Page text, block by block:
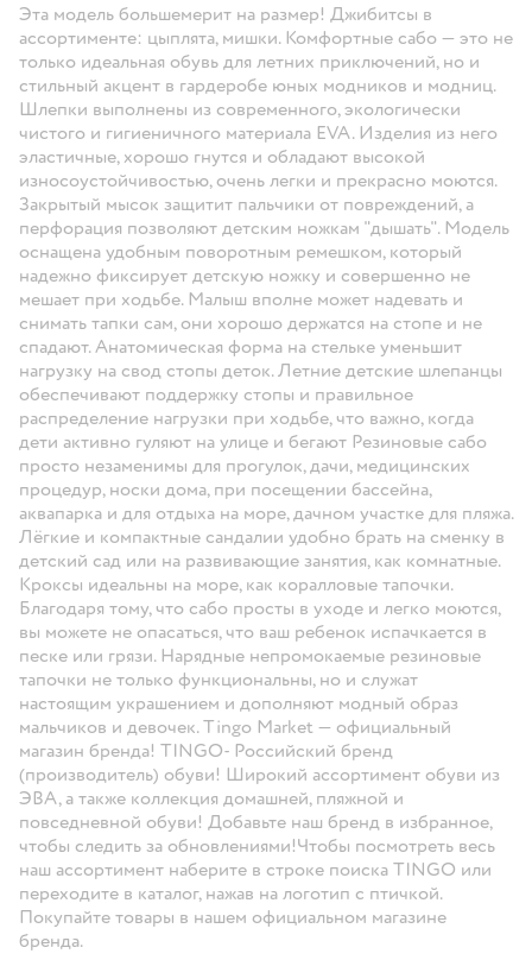
Эта модель большемерит на размер! Джибитсы в
ассортименте: цыплята, мишки. Комфортные сабо — это не
только идеальная обувь для летних приключений, но и
стильный акцент в гардеробе юных модников и модниц.
Шлепки выполнены из современного, экологически
чистого и гигиеничного материала EVA. Изделия из него
эластичные, хорошо гнутся и обладают высокой
износоустойчивостью, очень легки и прекрасно моются.
Закрытый мысок защитит пальчики от повреждений, а
перфорация позволяют детским ножкам "дышать". Модель
оснащена удобным поворотным ремешком, который
надежно фиксирует детскую ножку и совершенно не
мешает при ходьбе. Малыш вполне может надевать и
снимать тапки сам, они хорошо держатся на стопе и не
спадают. Анатомическая форма на стельке уменьшит
нагрузку на свод стопы деток. Летние детские шлепанцы
обеспечивают поддержку стопы и правильное
распределение нагрузки при ходьбе, что важно, когда
дети активно гуляют на улице и бегают Резиновые сабо
просто незаменимы для прогулок, дачи, медицинских
процедур, носки дома, при посещении бассейна,
аквапарка и для отдыха на море, дачном участке для пляжа.
Лёгкие и компактные сандалии удобно брать на сменку в
детский сад или на развивающие занятия, как комнатные.
Кроксы идеальны на море, как коралловые тапочки.
Благодаря тому, что сабо просты в уходе и легко моются,
вы можете не опасаться, что ваш ребенок испачкается в
песке или грязи. Нарядные непромокаемые резиновые
тапочки не только функциональны, но и служат
настоящим украшением и дополняют модный образ
мальчиков и девочек. Tingo Market — официальный
магазин бренда! TINGO- Российский бренд
(производитель) обуви! Широкий ассортимент обуви из
ЭВА, а также коллекция домашней, пляжной и
повседневной обуви! Добавьте наш бренд в избранное,
чтобы следить за обновлениями!Чтобы посмотреть весь
наш ассортимент наберите в строке поиска TINGO или
переходите в каталог, нажав на логотип с птичкой.
Покупайте товары в нашем официальном магазине
бренда.